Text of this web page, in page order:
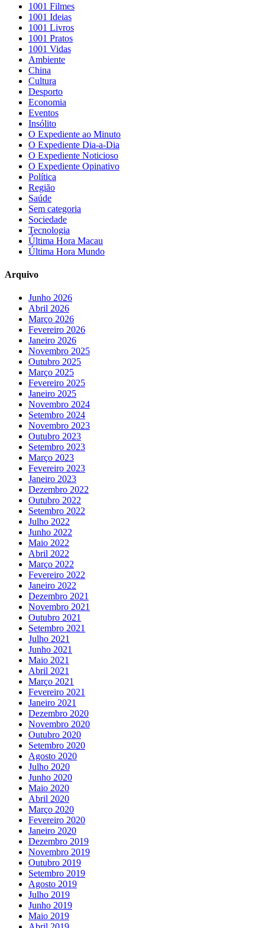
1001 Filmes
1001 Ideias
1001 Livros
1001 Pratos
1001 Vidas
Ambiente
China
Cultura
Desporto
Economia
Eventos
Insólito
O Expediente ao Minuto
O Expediente Dia-a-Dia
O Expediente Noticioso
O Expediente Opinativo
Política
Região
Saúde
Sem categoria
Sociedade
Tecnologia
Última Hora Macau
Última Hora Mundo
Arquivo
Junho 2026
Abril 2026
Março 2026
Fevereiro 2026
Janeiro 2026
Novembro 2025
Outubro 2025
Março 2025
Fevereiro 2025
Janeiro 2025
Novembro 2024
Setembro 2024
Novembro 2023
Outubro 2023
Setembro 2023
Março 2023
Fevereiro 2023
Janeiro 2023
Dezembro 2022
Outubro 2022
Setembro 2022
Julho 2022
Junho 2022
Maio 2022
Abril 2022
Março 2022
Fevereiro 2022
Janeiro 2022
Dezembro 2021
Novembro 2021
Outubro 2021
Setembro 2021
Julho 2021
Junho 2021
Maio 2021
Abril 2021
Março 2021
Fevereiro 2021
Janeiro 2021
Dezembro 2020
Novembro 2020
Outubro 2020
Setembro 2020
Agosto 2020
Julho 2020
Junho 2020
Maio 2020
Abril 2020
Março 2020
Fevereiro 2020
Janeiro 2020
Dezembro 2019
Novembro 2019
Outubro 2019
Setembro 2019
Agosto 2019
Julho 2019
Junho 2019
Maio 2019